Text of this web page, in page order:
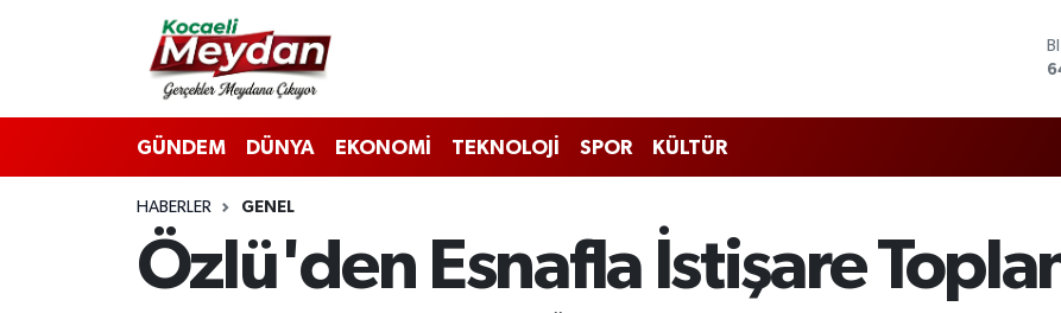
GÜNDEM DÜNYA EKONOMİ TEKNOLOJİ SPOR KÜLTÜR
HABERLER GENEL
Özlü'den Esnafla İstişare
Nöbetçi Eczaneler
Hava Durumu
Trafik Durumu
Süper Lig Puan Durumu ve Fikstür